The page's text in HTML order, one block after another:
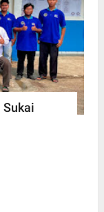
Sukai